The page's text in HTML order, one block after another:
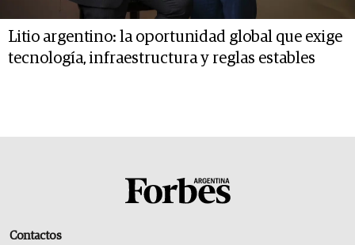
Litio argentino: la oportunidad global que exige
tecnología, infraestructura y reglas estables
Contactos